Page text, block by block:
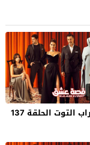
مسلسل شراب التوت الحلقة 137